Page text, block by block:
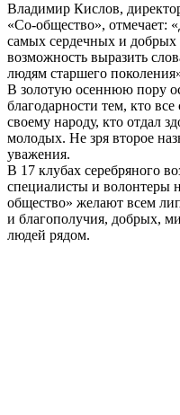
Владимир Кислов,
«Со-общество»,
самых сердечных и
возможность выразить
людям старшего
В золотую осеннюю пору
благодарности тем, кто
своему народу, кто отдал
молодых. Не зря второе
уважения.
В 17 клубах серебряного
специалисты и волонтеры
общество» желают всем
и благополучия, добрых,
людей рядом.